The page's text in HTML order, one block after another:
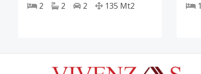
2 2 2 135 Mt2 1